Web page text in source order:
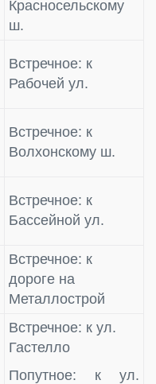
Красносельскому
ш.
Встречное: к
Рабочей ул.
Встречное: к
Волхонскому ш.
Встречное: к
Бассейной ул.
Встречное: к
дороге на
Металлострой
Встречное: к ул.
Гастелло
Попутное: к ул.